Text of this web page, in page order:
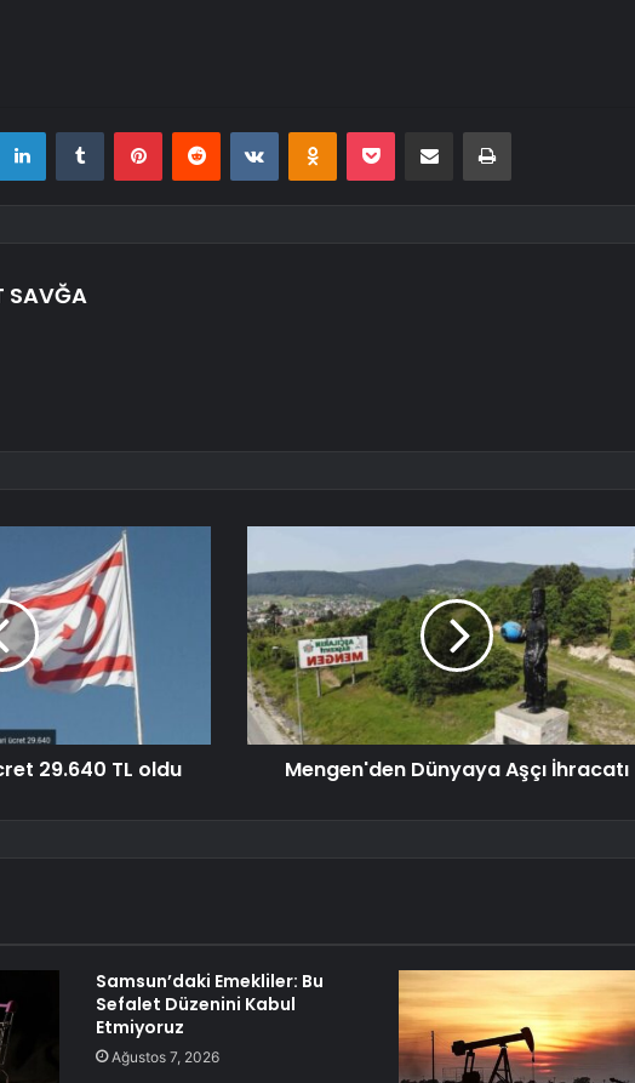
LinkedInTumblr PinterestReddit VKontakteOdnoklassniki
Pocket E-Posta ile paylaş Yazdır
SAVĞA
29.640 TL oldu Mengen'den Dünyaya Aşçı İhracatı
Samsun’daki Emekliler: Bu
Sefalet Düzenini Kabul
Etmiyoruz
Ağustos 7, 2026